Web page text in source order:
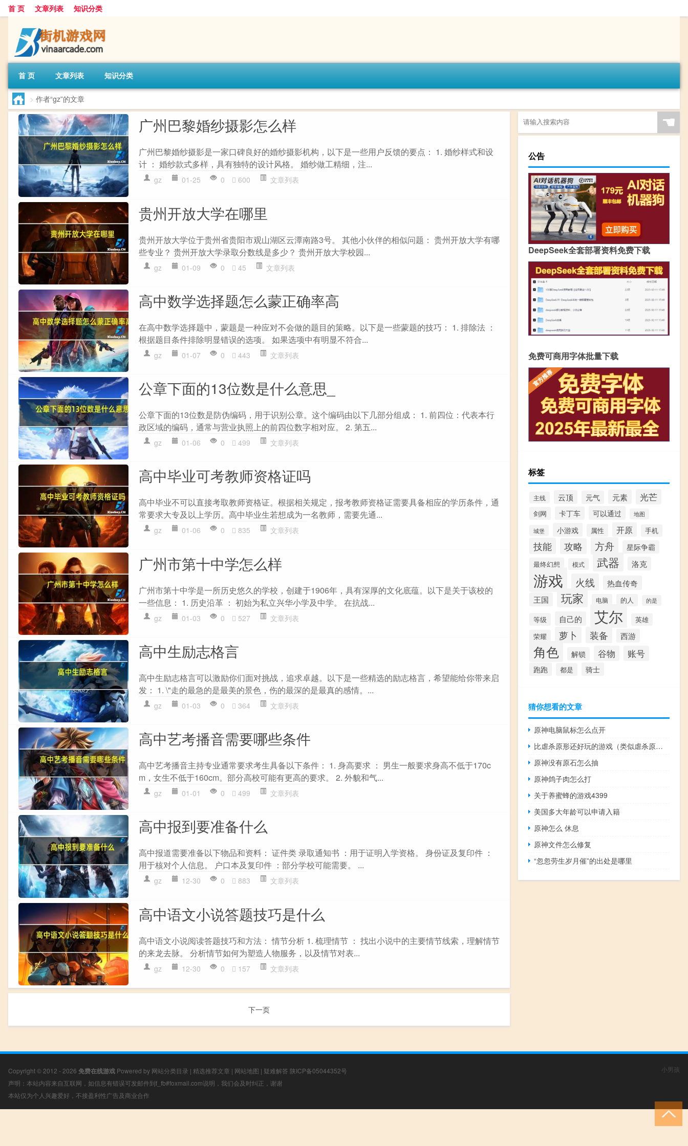
首 页 文章列表 知识分类
首 页 文章列表 知识分类
> 作者“gz”的文章
广州巴黎婚纱摄影怎么样
广州巴黎婚纱摄影是一家口碑良好的婚纱摄影机构，以下是一些用户反馈的要点： 1. 婚纱样式和设
计 ： 婚纱款式多样，具有独特的设计风格。 婚纱做工精细，注...
gz 01-25 0 600 文章列表
贵州开放大学在哪里
贵州开放大学位于贵州省贵阳市观山湖区云潭南路3号。 其他小伙伴的相似问题： 贵州开放大学有哪
些专业？ 贵州开放大学录取分数线是多少？ 贵州开放大学校园...
gz 01-09 0 45 文章列表
高中数学选择题怎么蒙正确率高
在高中数学选择题中，蒙题是一种应对不会做的题目的策略。以下是一些蒙题的技巧： 1. 排除法 ：
根据题目条件排除明显错误的选项。 如果选项中有明显不符合...
gz 01-07 0 443 文章列表
公章下面的13位数是什么意思_
公章下面的13位数是防伪编码，用于识别公章。这个编码由以下几部分组成： 1. 前四位：代表本行
政区域的编码，通常与营业执照上的前四位数字相对应。 2. 第五...
gz 01-06 0 499 文章列表
高中毕业可考教师资格证吗
高中毕业不可以直接考取教师资格证。根据相关规定，报考教师资格证需要具备相应的学历条件，通
常要求大专及以上学历。高中毕业生若想成为一名教师，需要先通...
gz 01-06 0 835 文章列表
广州市第十中学怎么样
广州市第十中学是一所历史悠久的学校，创建于1906年，具有深厚的文化底蕴。以下是关于该校的
一些信息： 1. 历史沿革 ： 初始为私立兴华小学及中学。 在抗战...
gz 01-03 0 527 文章列表
高中生励志格言
高中生励志格言可以激励你们面对挑战，追求卓越。以下是一些精选的励志格言，希望能给你带来启
发： 1. \"走的最急的是最美的景色，伤的最深的是最真的感情。...
gz 01-03 0 364 文章列表
高中艺考播音需要哪些条件
高中艺考播音主持专业通常要求考生具备以下条件： 1. 身高要求 ： 男生一般要求身高不低于170c
m，女生不低于160cm。部分高校可能有更高的要求。 2. 外貌和气...
gz 01-01 0 499 文章列表
高中报到要准备什么
高中报道需要准备以下物品和资料： 证件类 录取通知书 ：用于证明入学资格。 身份证及复印件 ：
用于核对个人信息。 户口本及复印件 ：部分学校可能需要。 ...
gz 12-30 0 883 文章列表
高中语文小说答题技巧是什么
高中语文小说阅读答题技巧和方法： 情节分析 1. 梳理情节 ： 找出小说中的主要情节线索，理解情节
的来龙去脉。 分析情节如何为塑造人物服务，以及情节对表...
gz 12-30 0 157 文章列表
下一页
☚
公告
DeepSeek全套部署资料免费下载
免费可商用字体批量下载
标签
主线 云顶 元气 元素 光芒
剑网 卡丁车 可以通过 地图
城堡 小游戏 属性 开原 手机
技能 攻略 方舟 星际争霸
最终幻想 模式 武器 洛克
游戏 火线 热血传奇
王国 玩家 电脑 的人 的是
等级 自己的 艾尔 英雄
荣耀 萝卜 装备 西游
角色 解锁 谷物 账号
跑跑 都是 骑士
猜你想看的文章
原神电脑鼠标怎么点开
比虐杀原形还好玩的游戏（类似虐杀原形的单机游戏）
原神没有原石怎么抽
原神鸽子肉怎么打
关于养蜜蜂的游戏4399
美国多大年龄可以申请入籍
原神怎么 休息
原神文件怎么修复
“忽忽劳生岁月催”的出处是哪里
Copyright © 2012 - 2026 免费在线游戏 Powered by 网站分类目录 | 精选推荐文章 | 网站地图 | 疑难解答 陕ICP备05044352号
声明：本站内容来自互联网，如信息有错误可发邮件到f_fb#foxmail.com说明，我们会及时纠正，谢谢
本站仅为个人兴趣爱好，不接盈利性广告及商业合作
小男孩